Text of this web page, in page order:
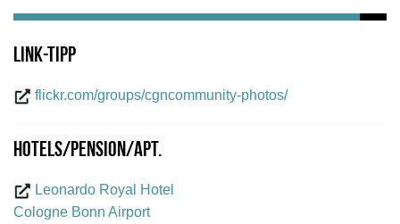
Link-Tipp
flickr.com/groups/cgncommunity-photos/
Hotels/Pension/Apt.
Leonardo Royal Hotel
Cologne Bonn Airport